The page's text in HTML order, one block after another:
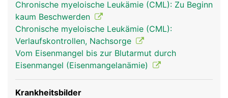
erkennen und vernichten können. Ausserdem
werden in der Milz überalterte rote Blutkörperchen
(Erythrozyten) und Blutplättchen (Thrombozyten)
aussortiert und abgebaut.
Chronische myeloische Leukämie (CML): Zu Beginn
kaum Beschwerden
Chronische myeloische Leukämie (CML):
Verlaufskontrollen, Nachsorge
Vom Eisenmangel bis zur Blutarmut durch
Eisenmangel (Eisenmangelanämie)
Krankheitsbilder